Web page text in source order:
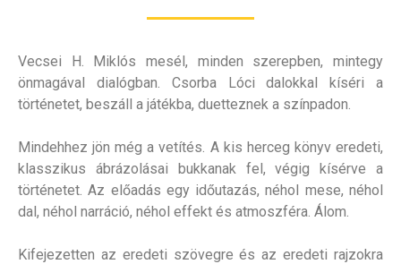
Vecsei H. Miklós mesél, minden szerepben, mintegy
önmagával dialógban. Csorba Lóci dalokkal kíséri a
történetet, beszáll a játékba, duetteznek a színpadon.
Mindehhez jön még a vetítés. A kis herceg könyv eredeti,
klasszikus ábrázolásai bukkanak fel, végig kísérve a
történetet. Az előadás egy időutazás, néhol mese, néhol
dal, néhol narráció, néhol effekt és atmoszféra. Álom.
Kifejezetten az eredeti szövegre és az eredeti rajzokra